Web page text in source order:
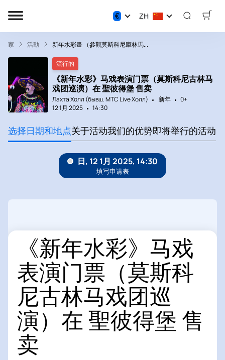
€ ZH
家 活動 新年水彩畫 （參觀莫斯科尼庫林馬...
流行的
《新年水彩》马戏表演门票（莫斯科尼古林马
戏团巡演）在 聖彼得堡 售卖
Лахта Холл (бывш. МТС Live Холл) 新年
0+
12 1月 2025
14:30
选择日期和地点关于活动我们的优势即将举行的活动
《新年水彩》马戏
表演门票（莫斯科
尼古林马戏团巡
演）在 聖彼得堡 售
卖